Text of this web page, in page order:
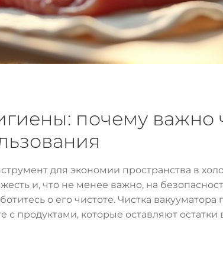
почему важно
для экономии пространства в
и, что не менее важно, на
о его чистоте. Чистка
с продуктами, которые оставляют